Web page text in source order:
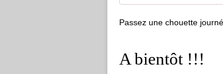
Passez une chouette
A bientôt !!!